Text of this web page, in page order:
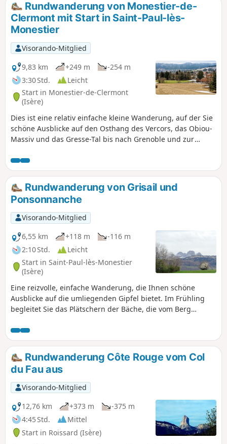
Rundwanderung von Monestier-de-
Clermont mit Start in Saint-Paul-lès-
Monestier
Visorando-Mitglied
9,83 km
+249 m
-254 m
3:30 Std.
Leicht
Start in Monestier-de-Clermont
(Isère)
Dies ist eine relativ einfache kleine Wanderung, auf der Sie
schöne Ausblicke auf den Osthang des Vercors, das Obiou-
Massiv und das Gresse-Tal bis nach Grenoble und zur
Bergwelt dieses Teils des Departements Isère, wenn Sie die
kleinen Weiler in Richtung Saint-Paul-lès-Monestier
durchqueren.
Rundwanderung von Grisail und
Ponsonnanche
Visorando-Mitglied
6,55 km
+118 m
-116 m
2:10 Std.
Leicht
Start in Saint-Paul-lès-Monestier
(Isère)
Eine reizvolle, einfache Wanderung, die Ihnen schöne
Ausblicke auf die umliegenden Gipfel bietet. Im Frühling
begleitet Sie das Plätschern der Bäche, die vom Berg
Rundwanderung Côte Rouge vom Col
du Fau aus
Visorando-Mitglied
12,76 km
+373 m
-375 m
4:45 Std.
Mittel
Start in Roissard (Isère)